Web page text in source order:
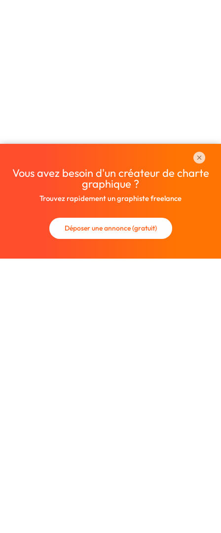
Vous avez besoin d'un créateur de charte
graphique ?
Trouvez rapidement un graphiste freelance
Déposer une annonce (gratuit)